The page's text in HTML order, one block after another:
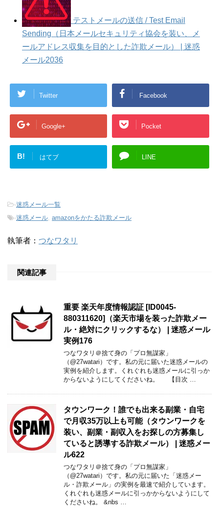
テストメールの送信 / Test Email
Sending（日本メールセキュリティ協会を装い、メ
ールアドレス収集を目的とした詐欺メール） | 迷惑
メール2036
Twitter Facebook
Google+ Pocket
B! はてブ LINE
-迷惑メール一覧
-迷惑メール, amazonをかたる詐欺メール
執筆者： つなワタリ
関連記事
重要 楽天年度情報認証 [ID0045-
880311620]（楽天市場を装った詐欺メー
ル・絶対にクリックするな） | 迷惑メール
実例176
つなワタリ＠捨て身の「プロ無謀家」
（@27watari）です。私の元に届いた迷惑メールの
実例を紹介します。くれぐれも迷惑メールに引っか
からないようにしてくださいね。 【目次 …
タウンワーク！誰でも出来る副業・自宅
で月収35万以上も可能（タウンワークを
装い、副業・副収入をお探しの方募集し
ていると誘導する詐欺メール） | 迷惑メー
ル622
つなワタリ＠捨て身の「プロ無謀家」
（@27watari）です。私の元に届いた「迷惑メー
ル・詐欺メール」の実例を最速で紹介しています。
くれぐれも迷惑メールに引っかからないようにして
くださいね。 &nbs …